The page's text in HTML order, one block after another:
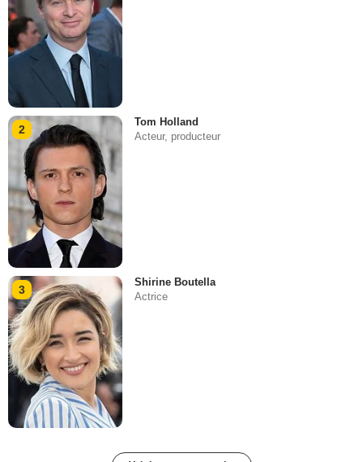
2
Tom Holland
Acteur, producteur
3
Shirine Boutella
Actrice